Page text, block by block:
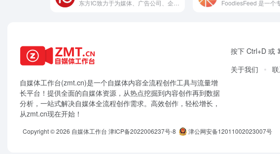
自媒体工作台(zmt.cn)是一个自媒体内容全流程创作工具与流量增
长平台！提供全面的自媒体资源，从热点挖掘到内容创作再到数据
分析，一站式解决自媒体全流程创作需求。高效创作，轻松增长，
从zmt.cn现在开始！
按下 Ctrl+D 或
关于我们
Copyright © 2026 自媒体工作台 津ICP备2022006237号-8 津公网安备12011002023007号